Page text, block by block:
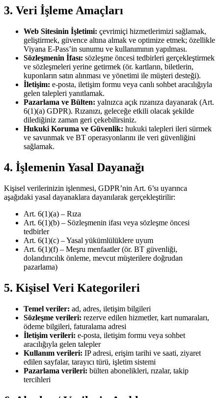
3. Veri İşleme Amaçları
Web Sitesinin İşletimi: çevrimiçi hizmetlerimizi sağlamak,
geliştirmek, güvence altına almak ve optimize etmek; özellikle
Viyana E-Pass’in sunumu ve kullanımının yapılması.
Sözleşmenin İfası: sözleşme öncesi tedbirleri gerçekleştirmek
ve sözleşmeleri yerine getirmek (ör. kartların, biletlerin,
kuponların satın alınması ve yönetimi ile müşteri desteği).
İletişim: e-posta, iletişim formu veya canlı sohbet aracılığıyla
gelen talepleri yanıtlamak.
Pazarlama ve Bülten: yalnızca açık rızanıza dayanarak (Art.
6(1)(a) GDPR). Rızanızı, geleceğe etkili olacak şekilde
dilediğiniz zaman geri çekebilirsiniz.
Hukuki Koruma ve Güvenlik: hukuki talepleri ileri sürmek
ve savunmak ve BT operasyonlarını ile veri güvenliğini
sağlamak.
4. İşlemenin Yasal Dayanağı
Kişisel verilerinizin işlenmesi, GDPR’nin Art. 6’sı uyarınca
aşağıdaki yasal dayanaklara dayanılarak gerçekleştirilir:
Art. 6(1)(a) – Rıza
Art. 6(1)(b) – Sözleşmenin ifası veya sözleşme öncesi
tedbirler
Art. 6(1)(c) – Yasal yükümlülüklere uyum
Art. 6(1)(f) – Meşru menfaatler (ör. BT güvenliği,
dolandırıcılık önleme, mevcut müşterilere doğrudan
pazarlama)
5. Kişisel Veri Kategorileri
Temel veriler: ad, adres, iletişim bilgileri
Sözleşme verileri: rezerve edilen hizmetler, kart numaraları,
ödeme bilgileri, faturalama adresi
İletişim verileri: e-posta, iletişim formu veya sohbet
aracılığıyla gelen talepler
Kullanım verileri: IP adresi, erişim tarihi ve saati, ziyaret
edilen sayfalar, tarayıcı türü, işletim sistemi
Pazarlama verileri: bülten abonelikleri, rızalar, takip
tercihleri